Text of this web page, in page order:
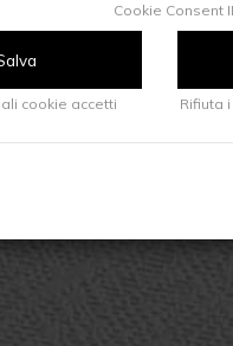
Cookie Consent
cookie accetti Rifiuta